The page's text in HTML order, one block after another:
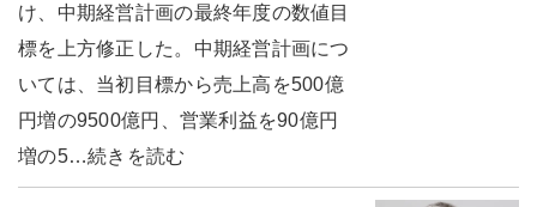
け、中期経営計画の最終年度の数値目
標を上方修正した。中期経営計画につ
いては、当初目標から売上高を500億
円増の9500億円、営業利益を90億円
増の5…続きを読む